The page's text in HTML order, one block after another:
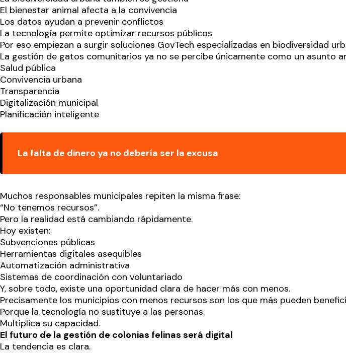
El bienestar animal afecta a la convivencia
Los datos ayudan a prevenir conflictos
La tecnología permite optimizar recursos públicos
Por eso empiezan a surgir soluciones GovTech especializadas en biodiversidad
La gestión de gatos comunitarios ya no se percibe únicamente como un asunto
Salud pública
Convivencia urbana
Transparencia
Digitalización municipal
Planificación inteligente
La falta de dinero ya no debería ser la excusa
Muchos responsables municipales repiten la misma frase:
“No tenemos recursos”.
Pero la realidad está cambiando rápidamente.
Hoy existen:
Subvenciones públicas
Herramientas digitales asequibles
Automatización administrativa
Sistemas de coordinación con voluntariado
Y, sobre todo, existe una oportunidad clara de hacer más con menos.
Precisamente los municipios con menos recursos son los que más pueden
Porque la tecnología no sustituye a las personas.
Multiplica su capacidad.
El futuro de la gestión de colonias felinas será digital
La tendencia es clara.